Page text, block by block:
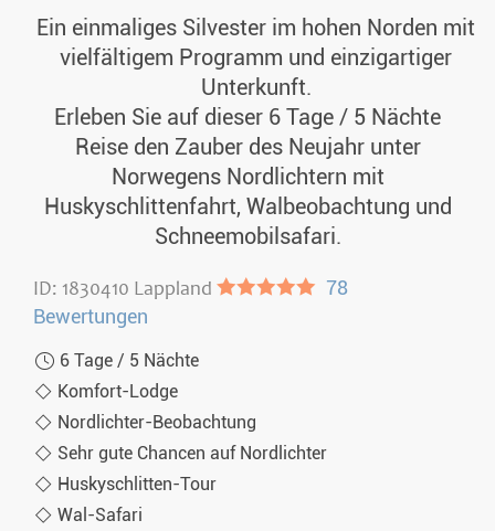
Ein einmaliges Silvester im hohen Norden mit
vielfältigem Programm und einzigartiger
Unterkunft.
Erleben Sie auf dieser 6 Tage / 5 Nächte
Reise den Zauber des Neujahr unter
Norwegens Nordlichtern mit
Huskyschlittenfahrt, Walbeobachtung und
Schneemobilsafari.
ID: 1830410 Lappland ●●●●● 78
Bewertungen
6 Tage / 5 Nächte
Komfort-Lodge
Nordlichter-Beobachtung
Sehr gute Chancen auf Nordlichter
Huskyschlitten-Tour
Wal-Safari